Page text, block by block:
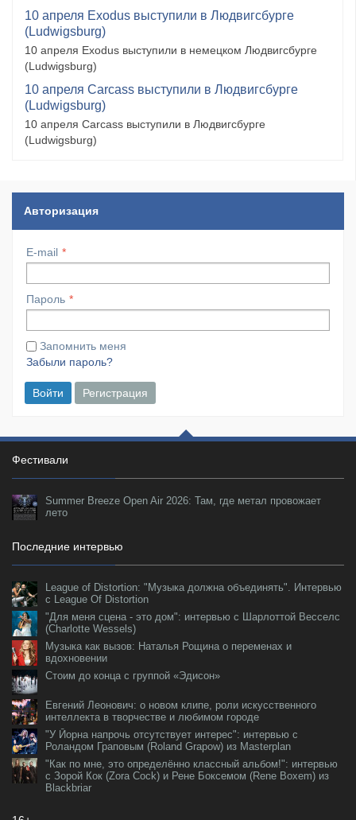
10 апреля Exodus выступили в Людвигсбурге
(Ludwigsburg)
10 апреля Exodus выступили в немецком Людвигсбурге
(Ludwigsburg)
10 апреля Carcass выступили в Людвигсбурге
(Ludwigsburg)
10 апреля Carcass выступили в Людвигсбурге
(Ludwigsburg)
Авторизация
E-mail
Пароль
Запомнить меня
Забыли пароль?
Войти Регистрация
Фестивали
Summer Breeze Open Air 2026: Там, где метал провожает
лето
Последние интервью
League of Distortion: "Музыка должна объединять". Интервью
с League Of Distortion
"Для меня сцена - это дом": интервью с Шарлоттой Весселс
(Charlotte Wessels)
Музыка как вызов: Наталья Рощина о переменах и
вдохновении
Стоим до конца с группой «Эдисон»
Евгений Леонович: о новом клипе, роли искусственного
интеллекта в творчестве и любимом городе
"У Йорна напрочь отсутствует интерес": интервью с
Роландом Граповым (Roland Grapow) из Masterplan
"Как по мне, это определённо классный альбом!": интервью
с Зорой Кок (Zora Cock) и Рене Боксемом (Rene Boxem) из
Blackbriar